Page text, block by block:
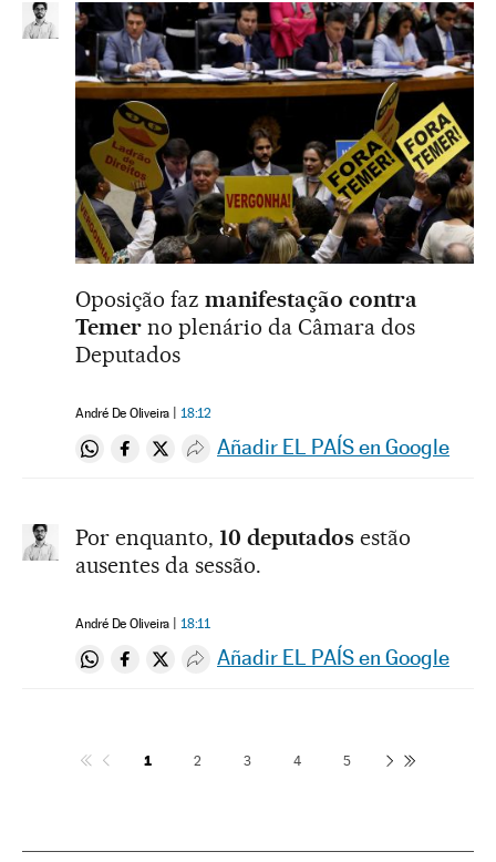
Oposição faz manifestação contra
Temer no plenário da Câmara dos
Deputados
André De Oliveira 18:12
Compartir en Whatsapp
Compartir en Facebook
Compartir en Twitter
Desplegar Redes Sociales
Añadir EL PAÍS en Google
Por enquanto, 10 deputados estão
ausentes da sessão.
André De Oliveira 18:11
Compartir en Whatsapp
Compartir en Facebook
Compartir en Twitter
Desplegar Redes Sociales
Añadir EL PAÍS en Google
1 2 3 4 5